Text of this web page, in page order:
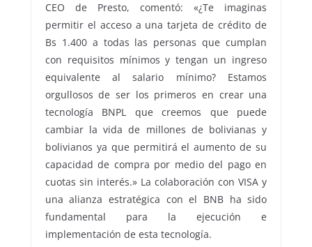
CEO de Presto, comentó: «¿Te imaginas
permitir el acceso a una tarjeta de crédito de
Bs 1.400 a todas las personas que cumplan
con requisitos mínimos y tengan un ingreso
equivalente al salario mínimo? Estamos
orgullosos de ser los primeros en crear una
tecnología BNPL que creemos que puede
cambiar la vida de millones de bolivianas y
bolivianos ya que permitirá el aumento de su
capacidad de compra por medio del pago en
cuotas sin interés.» La colaboración con VISA y
una alianza estratégica con el BNB ha sido
fundamental para la ejecución e
implementación de esta tecnología.